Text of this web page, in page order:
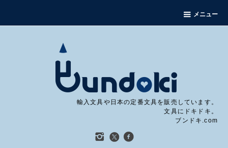
メニュー
輸入文具や日本の定番文具を販売しています。
文具にドキドキ。
ブンドキ.com